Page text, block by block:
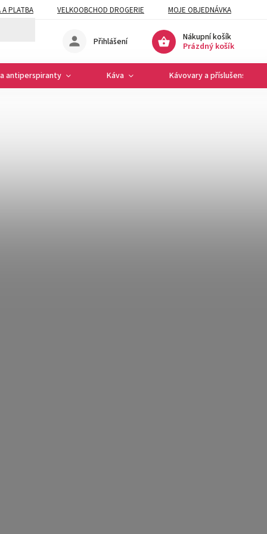
PLATBA VELKOOBCHOD DROGERIE MOJE OBJEDNÁVKA
Nákupní košík
Prázdný košík
Přihlášení
antiperspiranty Káva Kávovary a příslušenství